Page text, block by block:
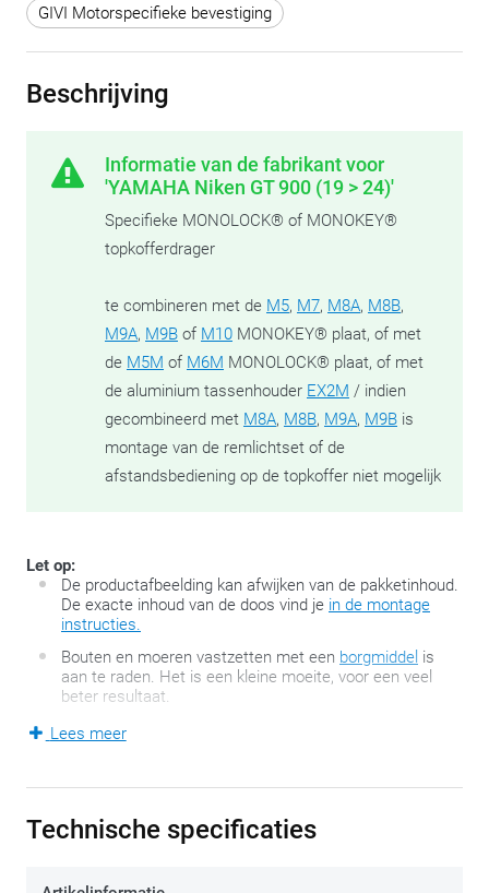
GIVI Motorspecifieke bevestiging
Beschrijving
Informatie van de fabrikant voor
'YAMAHA Niken GT 900 (19 > 24)'
Specifieke MONOLOCK® of MONOKEY®
topkofferdrager
te combineren met de M5, M7, M8A, M8B,
M9A, M9B of M10 MONOKEY® plaat, of met
de M5M of M6M MONOLOCK® plaat, of met
de aluminium tassenhouder EX2M / indien
gecombineerd met M8A, M8B, M9A, M9B is
montage van de remlichtset of de
afstandsbediening op de topkoffer niet mogelijk
Let op:
De productafbeelding kan afwijken van de pakketinhoud.
De exacte inhoud van de doos vind je in de montage
instructies.
Bouten en moeren vastzetten met een borgmiddel is
aan te raden. Het is een kleine moeite, voor een veel
beter resultaat.
bevestigingspunten toch voorzien worden van
Lees meer
Technische specificaties